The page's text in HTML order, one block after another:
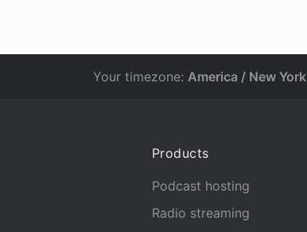
Your timezone: America / New York
Products
Podcast hosting
Radio streaming